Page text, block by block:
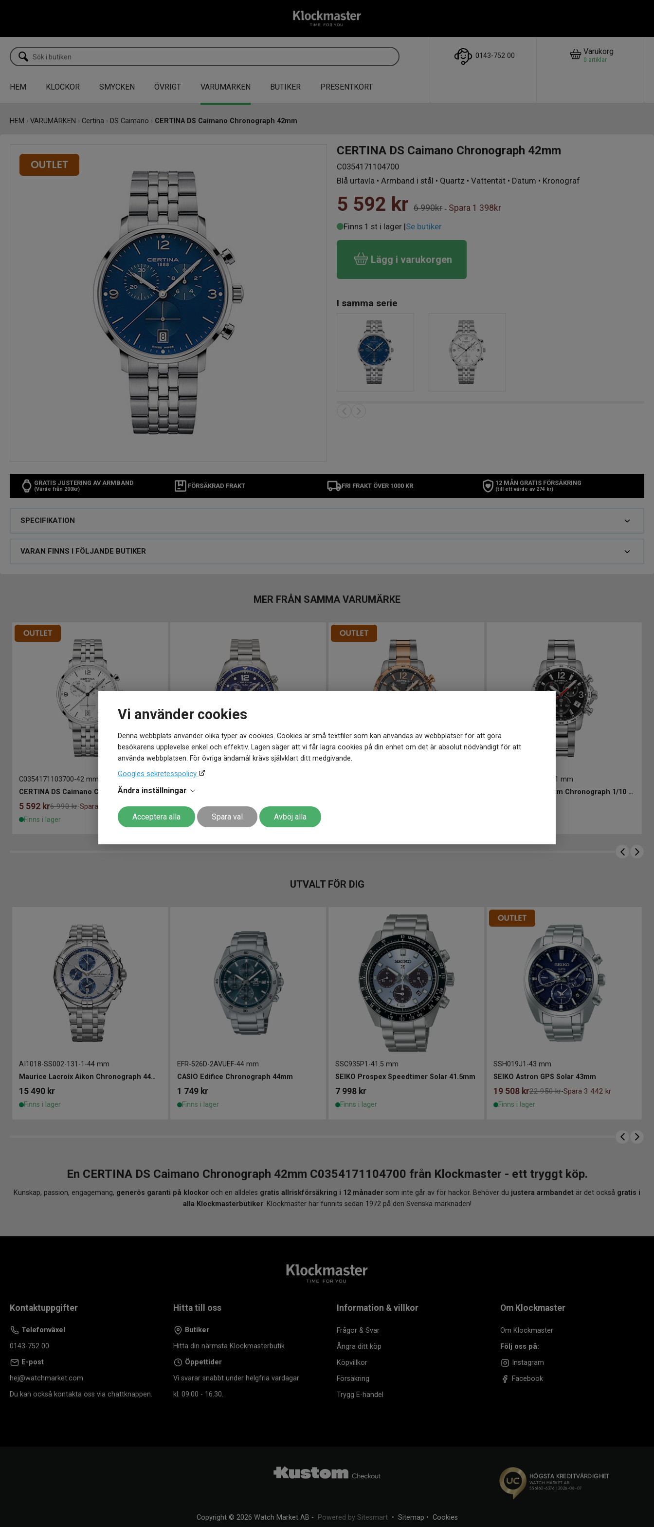
Vi använder cookies
Denna webbplats använder olika typer av cookies. Cookies är små textfiler som kan användas av webbplatser för att göra
besökarens upplevelse enkel och effektiv. Lagen säger att vi får lagra cookies på din enhet om det är absolut nödvändigt för att
använda webbplatsen. För övriga ändamål krävs självklart ditt medgivande.
Googles sekretesspolicy
Ändra inställningar
Acceptera alla Spara val Avböj alla
0143-752 00 Varukorg
0 artiklar
HEM KLOCKOR SMYCKEN ÖVRIGT VARUMÄRKEN BUTIKER PRESENTKORT
HEM › VARUMÄRKEN › Certina › DS Caimano › CERTINA DS Caimano Chronograph 42mm
CERTINA DS Caimano Chronograph 42mm
C0354171104700
Blå urtavla • Armband i stål • Quartz • Vattentät • Datum • Kronograf
5 592 kr 6 990kr - Spara 1 398kr
Finns 1 st i lager |Se butiker
Lägg i varukorgen
I samma serie
GRATIS JUSTERING AV ARMBAND
(Värde från 200kr) FÖRSÄKRAD FRAKT FRI FRAKT ÖVER 1000 KR 12 MÅN GRATIS FÖRSÄKRING
(till ett värde av 274 kr)
SPECIFIKATION
VARAN FINNS I FÖLJANDE BUTIKER
MER FRÅN SAMMA VARUMÄRKE
C0354171103700-42 mm
CERTINA DS Caimano Chronograph 42mm
5 592 kr6 990 kr-Spara 1 398 kr
Finns i lager
C0324341104700
CERTINA DS Action Chronograph 43mm
9 890 kr
Finns i lager
41 mm
CERTINA DS Podium Chronograph 1/10 sec 41mm
UTVALT FÖR DIG
AI1018-SS002-131-1 -44 mm
Maurice Lacroix Aikon Chronograph 44mm
15 490 kr
Finns i lager
EFR-526D-2AVUEF-44 mm
CASIO Edifice Chronograph 44mm
1 749 kr
Finns i lager
SSC935P1 -41.5 mm
SEIKO Prospex Speedtimer Solar 41.5mm
7 998 kr
Finns i lager
SSH019J1 -43 mm
SEIKO Astron GPS Solar 43mm
19 508 kr22 950 kr-Spara 3 442 kr
Finns i lager
En CERTINA DS Caimano Chronograph 42mm C0354171104700 från Klockmaster - ett tryggt köp.
Kunskap, passion, engagemang, generös garanti på klockor och en alldeles gratis allriskförsäkring i 12 månader som inte går av för hackor. Behöver du justera armbandet är det också gratis i
alla Klockmasterbutiker. Klockmaster har funnits sedan 1972 på den Svenska marknaden!
Kontaktuppgifter
Telefonväxel
0143-752 00
E-post
hej@watchmarket.com
Du kan också kontakta oss via chattknappen.
Hitta till oss
Butiker
Hitta din närmsta Klockmasterbutik
Öppettider
Vi svarar snabbt under helgfria vardagar
kl. 09.00 - 16.30.
Information & villkor
Frågor & Svar
Ångra ditt köp
Köpvillkor
Försäkring
Trygg E-handel
Om Klockmaster
Om Klockmaster
Följ oss på:
Instagram
Facebook
Copyright © 2026 Watch Market AB - Powered by Sitesmart• Sitemap • Cookies